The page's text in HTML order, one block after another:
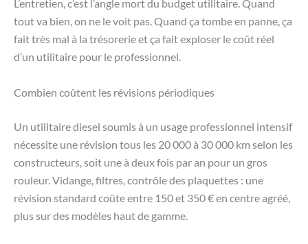
L’entretien, c’est l’angle mort du budget utilitaire. Quand
tout va bien, on ne le voit pas. Quand ça tombe en panne, ça
fait très mal à la trésorerie et ça fait exploser le coût réel
d’un utilitaire pour le professionnel.
Combien coûtent les révisions périodiques
Un utilitaire diesel soumis à un usage professionnel intensif
nécessite une révision tous les 20 000 à 30 000 km selon les
constructeurs, soit une à deux fois par an pour un gros
rouleur. Vidange, filtres, contrôle des plaquettes : une
révision standard coûte entre 150 et 350 € en centre agréé,
plus sur des modèles haut de gamme.